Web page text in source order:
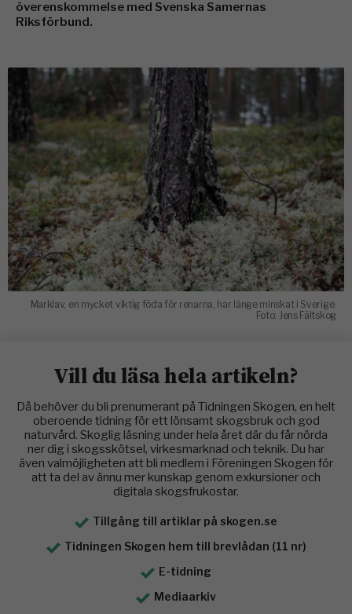
överenskommelse med Svenska Samernas
Riksförbund.
Marklav, en mycket viktig föda för renarna, har länge minskat i Sverige.
Foto: Jens Fältskog
Vill du läsa hela artikeln?
Då behöver du bli prenumerant på Tidningen Skogen, en helt
oberoende tidning för ett lönsamt skogsbruk och god
naturvård. Skoglig läsning under hela året där du får nörda
ner dig i skogsskötsel, virkesmarknad och teknik. Du har
även valmöjligheten att bli medlem i Föreningen Skogen för
att ta del av ännu mer kunskap genom exkursioner och
digitala skogsfrukostar.
Tillgång till artiklar på skogen.se
Tidningen Skogen hem till brevlådan (11 nr)
E-tidning
Mediaarkiv